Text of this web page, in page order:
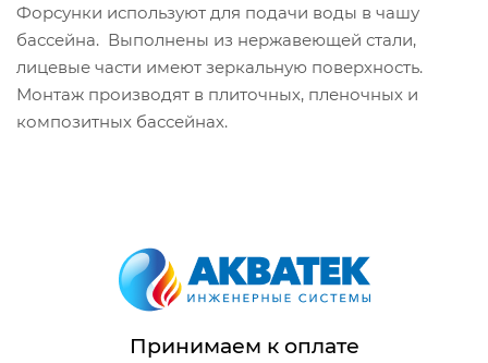
Форсунки используют для подачи воды в чашу
бассейна. Выполнены из нержавеющей стали,
лицевые части имеют зеркальную поверхность.
Монтаж производят в плиточных, пленочных и
композитных бассейнах.
Принимаем к оплате